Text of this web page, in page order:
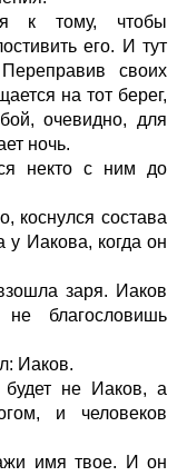
к тому, чтобы
его. И тут
своих
на тот берег,
очевидно, для
ночь.
некто с ним до
состава
у Иакова, когда он
заря. Иаков
благословишь
Иаков.
не Иаков, а
и человеков
имя твое. И он